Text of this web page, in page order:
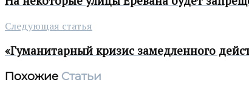
Следующая статья
«Гуманитарный кризис замедленного
Похожие Статьи